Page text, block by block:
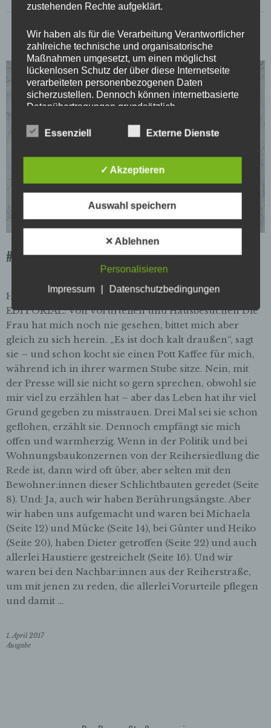
#47 Reihersiedlung
Hintergrundfoto: Maret Hosemann/flickr.com
EDITORIAL: Von Vorurteilen und Hausbesuchen Die
Frau hat mich noch nie gesehen, bittet mich aber
gleich zu sich herein. „Es ist doch kalt draußen“, sagt
sie – und schon kocht sie einen Pott Kaffee für mich,
während ich in ihrer warmen Stube sitze. Nein, mit
der Presse will sie nicht so gern sprechen, obwohl sie
mir viel zu erzählen hat – aber das Leben hat ihr viel
Grund gegeben zu misstrauen. Drei Mal sei sie schon
geflohen, erzählt sie. Dennoch empfängt sie mich
offen und warmherzig. Wenn in der Politik und bei
Wohnungsbaukonzernen von der Reihersiedlung die
Rede ist, dann wird oft über, aber selten mit den
Bewohner:innen dieser Schlichtbauten geredet (Seite
8). Und: Ja, auch wir haben Berührungsängste. Aber
wir haben uns aufgemacht und waren bei Michaela
(Seite 12) und Mücke (Seite 14), bei Günter und Heiko
(Seite 20), haben Dieter getroffen (Seite 22) und auch
allerlei Haustiere gestreichelt (Seite 16). Und wir
waren bei den Nachbar:innen aus der Reiherstraße,
um mit jenen zu reden, die allerlei Vorurteile pflegen
und damit …
1. April 2017
Ausgabe
zustehenden Rechte aufgeklärt.
Wir haben als für die Verarbeitung Verantwortlicher
zahlreiche technische und organisatorische
Maßnahmen umgesetzt, um einen möglichst
lückenlosen Schutz der über diese Internetseite
verarbeiteten personenbezogenen Daten
sicherzustellen. Dennoch können internetbasierte
Datenübertragungen grundsätzlich
Schutz nicht gewährleistet werden kann. Aus
frei, personenbezogene Daten auch auf
alternativen Wegen, beispielsweise telefonisch, an
Begriffsbestimmungen
Begrifflichkeiten, die durch den Europäischen
Richtlinien- und Verordnungsgeber beim Erlass
verwendet wurden. Unsere Datenschutzerklärung
soll sowohl für die Öffentlichkeit als auch für
unsere Kunden und Geschäftspartner einfach
lesbar und verständlich sein. Um dies zu
gewährleisten, möchten wir vorab die verwendeten
Begrifflichkeiten erläutern.
Wir verwenden in dieser Datenschutzerklärung
unter anderem die folgenden Begriffe:
a) personenbezogene Daten
Personenbezogene Daten sind alle
Informationen, die sich auf eine identifizierte
oder identifizierbare natürliche Person (im
Folgenden „betroffene Person") beziehen.
Als identifizierbar wird eine natürliche
Person angesehen, die direkt oder indirekt,
insbesondere mittels Zuordnung zu einer
Kennung wie einem Namen, zu einer
Kennnummer, zu Standortdaten, zu einer
Online-Kennung oder zu einem oder
mehreren besonderen Merkmalen, die
Ausdruck der physischen, physiologischen,
genetischen, psychischen, wirtschaftlichen,
kulturellen oder sozialen Identität dieser
natürlichen Person sind, identifiziert werden
kann.
Essenziell Externe Dienste
✓ Akzeptieren
Auswahl speichern
✕ Ablehnen
Personalisieren
Impressum
Datenschutzbedingungen